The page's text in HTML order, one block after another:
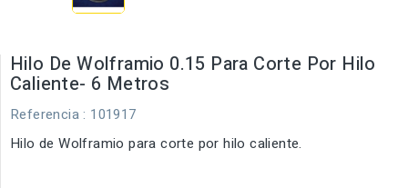
Hilo De Wolframio 0.15 Para Corte Por Hilo
Caliente- 6 Metros
Referencia : 101917
Hilo de Wolframio para corte por hilo caliente.